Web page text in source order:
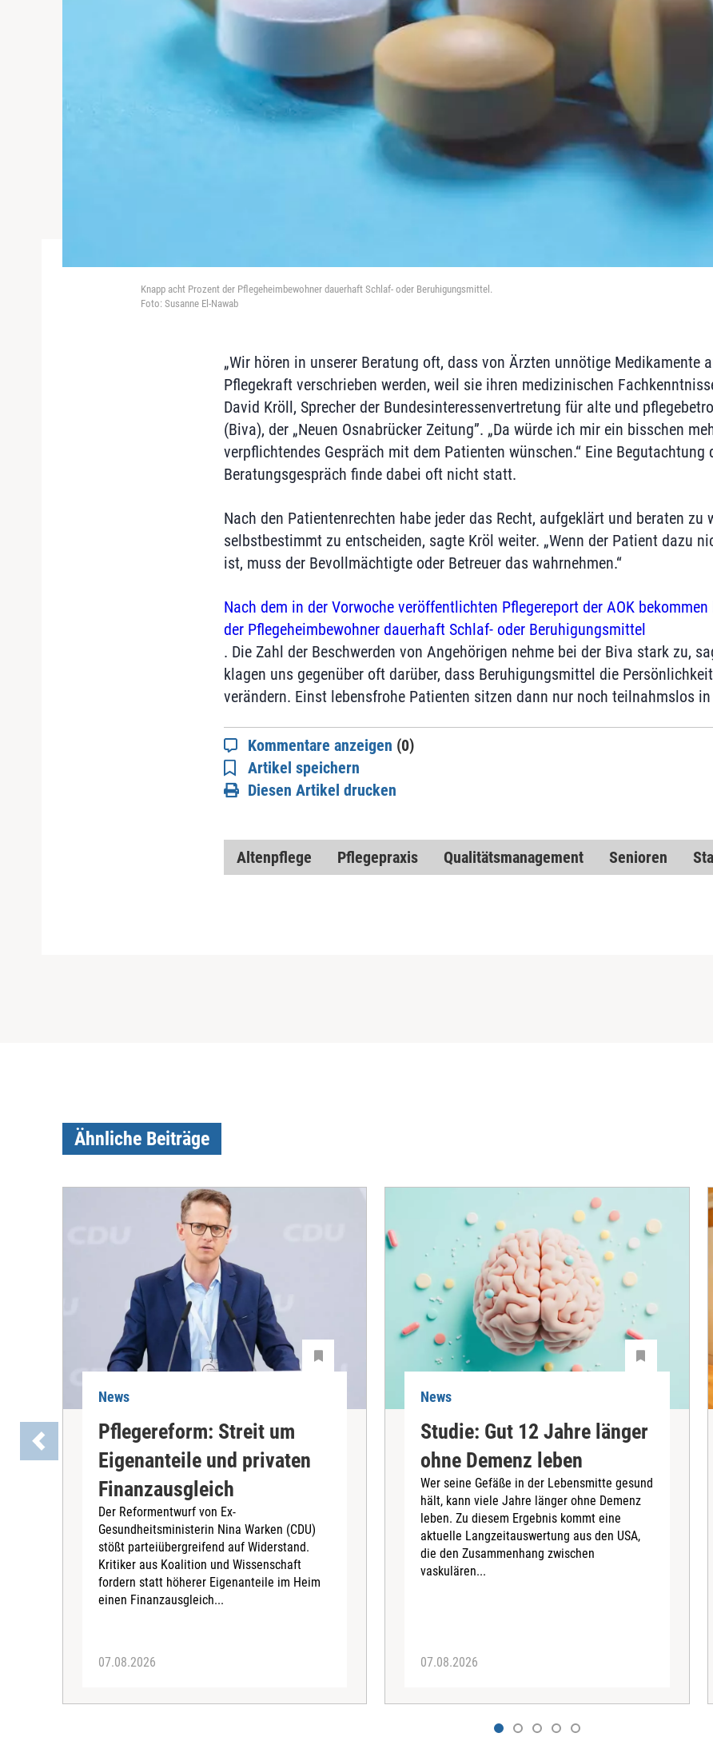
Knapp acht Prozent der Pflegeheimbewohner dauerhaft Schlaf- oder Beruhigungsmittel.
Foto: Susanne El-Nawab
„Wir hören in unserer Beratung oft, dass von Ärzten unnötige Medikamente
Pflegekraft verschrieben werden, weil sie ihren medizinischen
David Kröll, Sprecher der Bundesinteressenvertretung für alte und
(Biva), der „Neuen Osnabrücker Zeitung”. „Da würde ich mir ein bisschen
verpflichtendes Gespräch mit dem Patienten wünschen.“ Eine Begutachtung
Beratungsgespräch finde dabei oft nicht statt.
Nach den Patientenrechten habe jeder das Recht, aufgeklärt und beraten zu
selbstbestimmt zu entscheiden, sagte Kröl weiter. „Wenn der Patient dazu
ist, muss der Bevollmächtigte oder Betreuer das wahrnehmen.“
Nach dem in der Vorwoche veröffentlichten Pflegereport der AOK
der Pflegeheimbewohner dauerhaft Schlaf- oder Beruhigungsmittel
. Die Zahl der Beschwerden von Angehörigen nehme bei der Biva stark zu,
klagen uns gegenüber oft darüber, dass Beruhigungsmittel die
verändern. Einst lebensfrohe Patienten sitzen dann nur noch teilnahmslos in
Kommentare anzeigen (0)
Artikel speichern
Diesen Artikel drucken
Altenpflege Pflegepraxis Qualitätsmanagement Senioren
Ähnliche Beiträge
News
Pflegereform: Streit um
Eigenanteile und privaten
Finanzausgleich
Der Reformentwurf von Ex-
Gesundheitsministerin Nina Warken (CDU)
stößt parteiübergreifend auf Widerstand.
Kritiker aus Koalition und Wissenschaft
fordern statt höherer Eigenanteile im Heim
einen Finanzausgleich...
07.08.2026
News
Studie: Gut 12 Jahre länger
ohne Demenz leben
Wer seine Gefäße in der Lebensmitte gesund
hält, kann viele Jahre länger ohne Demenz
leben. Zu diesem Ergebnis kommt eine
aktuelle Langzeitauswertung aus den USA,
die den Zusammenhang zwischen
vaskulären...
07.08.2026